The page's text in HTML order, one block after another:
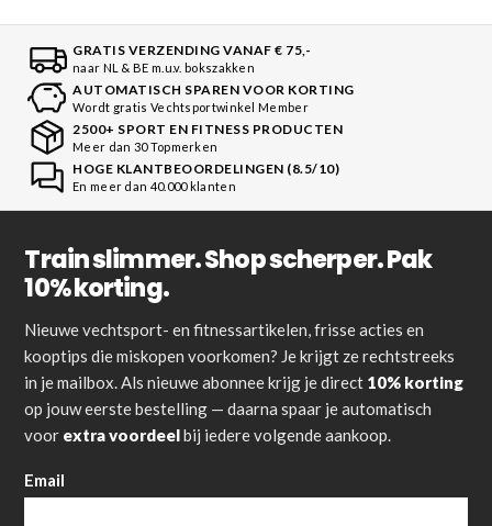
GRATIS VERZENDING VANAF € 75,-
naar NL & BE m.u.v. bokszakken
AUTOMATISCH SPAREN VOOR KORTING
Wordt gratis Vechtsportwinkel Member
2500+ SPORT EN FITNESS PRODUCTEN
Meer dan 30 Topmerken
HOGE KLANTBEOORDELINGEN (8.5/10)
En meer dan 40.000 klanten
Train slimmer. Shop scherper. Pak
10% korting.
Nieuwe vechtsport- en fitnessartikelen, frisse acties en
kooptips die miskopen voorkomen? Je krijgt ze rechtstreeks
in je mailbox. Als nieuwe abonnee krijg je direct 10% korting
op jouw eerste bestelling — daarna spaar je automatisch
voor extra voordeelbij iedere volgende aankoop.
Email